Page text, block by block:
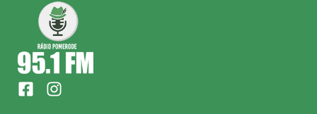
F
a
I
n